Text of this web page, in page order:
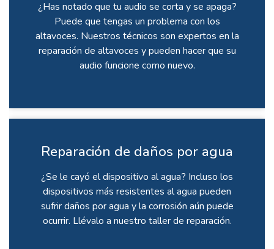
¿Has notado que tu audio se corta y se apaga?
Puede que tengas un problema con los
altavoces. Nuestros técnicos son expertos en la
reparación de altavoces y pueden hacer que su
audio funcione como nuevo.
Reparación de daños por agua
¿Se le cayó el dispositivo al agua? Incluso los
dispositivos más resistentes al agua pueden
sufrir daños por agua y la corrosión aún puede
ocurrir. Llévalo a nuestro taller de reparación.